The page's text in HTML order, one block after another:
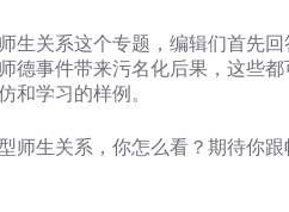
生关系这个专题，编辑们首先
德事件带来污名化后果，这些
和学习的样例。
师生关系，你怎么看？期待你跟